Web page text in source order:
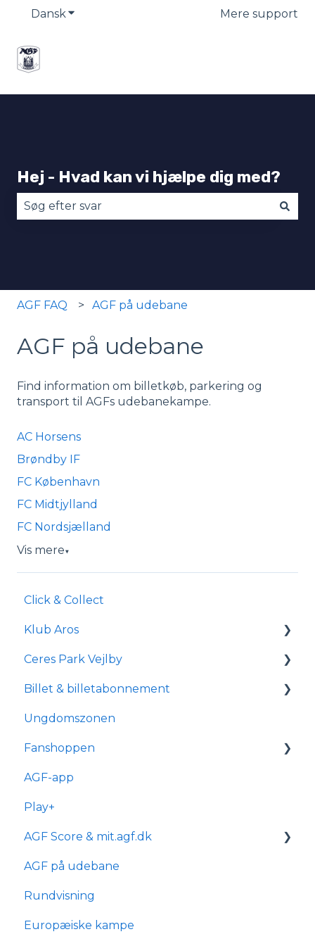
DanskVis undermenu for oversættelserMere support
Hej - Hvad kan vi hjælpe dig med?
AGF FAQ AGF på udebane
AGF på udebane
Find information om billetkøb, parkering og
transport til AGFs udebanekampe.
AC Horsens
Brøndby IF
FC København
FC Midtjylland
FC Nordsjælland
Vis mere▼
Click & Collect
Klub Aros
Om Klub Aros
Hvad indeholder Klub Aros?
Tilmelding og medlemskab
Ceres Park Vejlby
Information om Ceres Park Vejlby
Transport og parkering
Forhold for handicappede og
Billet & billetabonnement
Generelle spørgsmål
Om reservationsabonnement
Billetkøb
Billetabonnement
Typer af billetabonnementer
Anciennitet
Ungdomszonen
Fanshoppen
Generelle spørgsmål
Bestilling & ordre
Levering
AGF-app
Play+
AGF Score & mit.agf.dk
mit.agf
AGF score
AGF på udebane
Rundvisning
Europæiske kampe